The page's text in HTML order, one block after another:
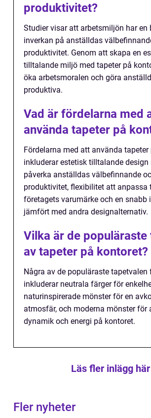
produktivitet?
Studier visar att arbetsmiljön har en
inverkan på anställdas
produktivitet. Genom att skapa en
tilltalande miljö med tapeter på
öka arbetsmoralen och göra
produktiva.
Vad är fördelarna med
använda tapeter på
Fördelarna med att använda
inkluderar estetisk tilltalande design
påverka anställdas välbefinnande
produktivitet, flexibilitet att anpassa
företagets varumärke och en snabb
jämfört med andra designalternativ.
Vilka är de populäraste
av tapeter på kontoret?
Några av de populäraste tapetvalen
inkluderar neutrala färger för
naturinspirerade mönster för en
atmosfär, och moderna mönster för
dynamik och energi på kontoret.
Läs fler inlägg här
Fler nyheter